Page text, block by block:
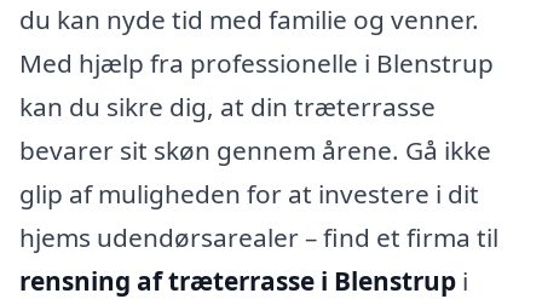
du kan nyde tid med familie og venner.
Med hjælp fra professionelle i Blenstrup
kan du sikre dig, at din træterrasse
bevarer sit skøn gennem årene. Gå ikke
glip af muligheden for at investere i dit
hjems udendørsarealer – find et firma til
rensning af træterrasse i Blenstrup i